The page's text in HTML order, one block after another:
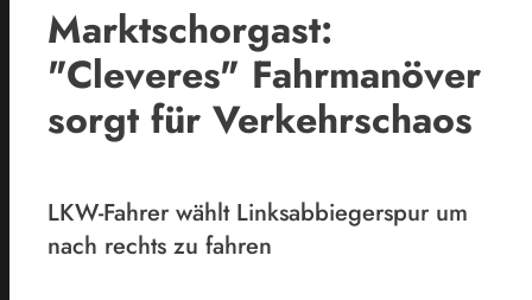
Marktschorgast:
"Cleveres" Fahrmanöver
sorgt für Verkehrschaos
LKW-Fahrer wählt Linksabbiegerspur um
nach rechts zu fahren